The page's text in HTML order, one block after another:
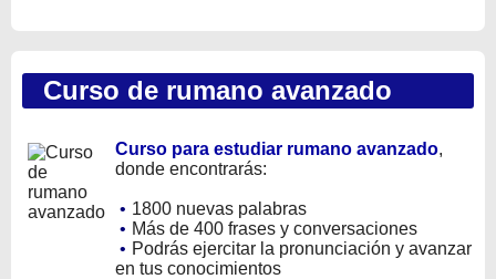
Curso de rumano avanzado
Curso para estudiar rumano avanzado,
donde encontrarás:
• 1800 nuevas palabras
• Más de 400 frases y conversaciones
• Podrás ejercitar la pronunciación y avanzar
en tus conocimientos